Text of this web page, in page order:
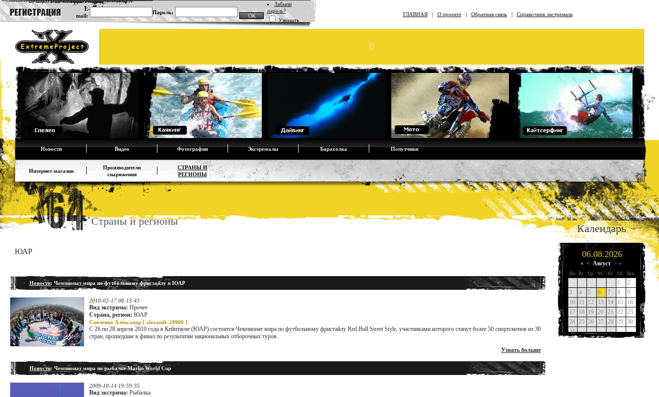
E-
mail:
Пароль:
Забыли
пароль?
Узнавать
ГЛАВНАЯ| О проекте| Обратная связь| Справочник экстремала
Новости Видео Фотографии Экстремалы Барахолка Попутчики
Интернет магазин
Производители
снаряжения
СТРАНЫ И
РЕГИОНЫ
Страны и регионы
ЮАР
Новости: Чемпионат мира по футбольному фристайлу в ЮАР
2010-02-17 08:13:43
Вид экстрима: Прочее
Страна, регион: ЮАР
Савченко Александр [ alexandr-20000 ]
С 26 по 28 апреля 2010 года в Кейптауне (ЮАР) состоится Чемпионат мира по футбольному фристайлу Red Bull Street Style, участниками которого станут более 50 спортсменов из 30
стран, прошедшие в финал по результатам национальных отборочных туров.
Узнать больше
Новости: Чемпионат мира по рыбалке Marlin World Cup
2009-10-14 19:59:35
Вид экстрима: Рыбалка
Календарь